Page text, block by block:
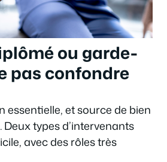
ou garde-
pas confondre
essentielle, et source de bien
types d’intervenants
avec des rôles très